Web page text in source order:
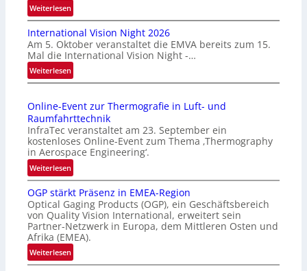
Weiterlesen:
H
o
m
e
p
a
e
‚
H
y
p
e
r
s
p
e
c
t
r
International Vision Night 2026
Am 5. Oktober veranstaltet die EMVA bereits zum 15.
Mal die International Vision Night -…
Weiterlesen:
I
t
e
r
n
a
t
o
n
a
l
V
i
Online-Event zur Thermografie in Luft- und
Raumfahrttechnik
InfraTec veranstaltet am 23. September ein
kostenloses Online-Event zum Thema ‚Thermography
in Aerospace Engineering‘.
Weiterlesen:
O
n
l
i
n
e
-
OGP stärkt Präsenz in EMEA-Region
Optical Gaging Products (OGP), ein Geschäftsbereich
von Quality Vision International, erweitert sein
Partner-Netzwerk in Europa, dem Mittleren Osten und
Afrika (EMEA).
Weiterlesen:
O